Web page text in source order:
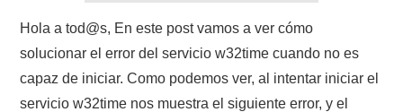
Hola a tod@s, En este post vamos a ver cómo
solucionar el error del servicio w32time cuando no es
capaz de iniciar. Como podemos ver, al intentar iniciar el
servicio w32time nos muestra el siguiente error, y el